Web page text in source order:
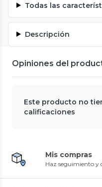
Todas las
Descripción
Opiniones del
Este producto no
calificaciones
Mis compras
Haz seguimiento y